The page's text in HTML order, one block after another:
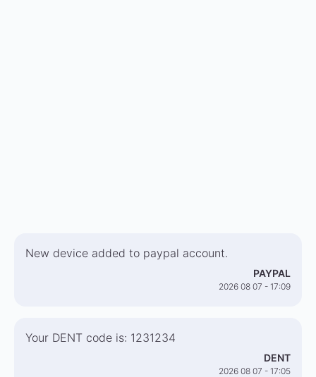
New device added to paypal account.
PAYPAL
2026 08 07 - 17:09
Your DENT code is: 1231234
DENT
2026 08 07 - 17:05